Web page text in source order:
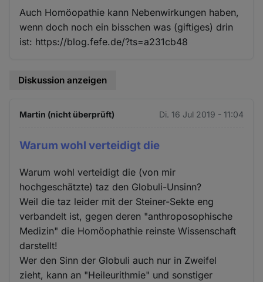
Auch Homöopathie kann Nebenwirkungen haben,
wenn doch noch ein bisschen was (giftiges) drin
ist: https://blog.fefe.de/?ts=a231cb48
Diskussion anzeigen
Martin (nicht überprüft) Di. 16 Jul 2019 - 11:04
Warum wohl verteidigt die
Warum wohl verteidigt die (von mir
hochgeschätzte) taz den Globuli-Unsinn?
Weil die taz leider mit der Steiner-Sekte eng
verbandelt ist, gegen deren "anthroposophische
Medizin" die Homöophathie reinste Wissenschaft
darstellt!
Wer den Sinn der Globuli auch nur in Zweifel
zieht, kann an "Heileurithmie" und sonstiger